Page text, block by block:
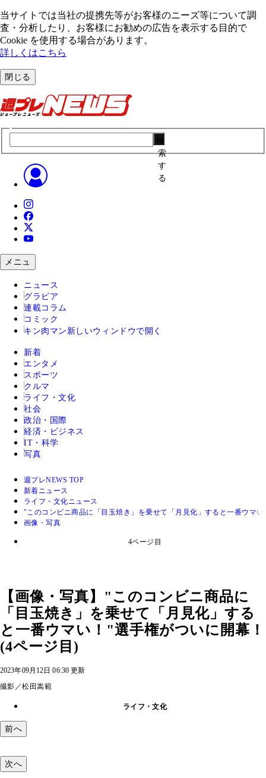
当サイトでは当社の提携先等がお客様のニーズ等について調
査・分析したり、お客様にお勧めの広告を表⽰する⽬的で
Cookie を使⽤する場合があります。
詳しくはこちら
閉じる
索
す
る
メニュ
ニュース
グラビア
連載コラム
コミック
キン肉マン 新しいウィンドウで開く
新着
エンタメ
スポーツ
クルマ
ライフ・文化
社会
政治・国際
経済・ビジネス
IT・科学
写真
週プレNEWS TOP
新着ニュース
ライフ・文化ニュース
"このコンビニ商品に「目玉焼き」を乗せて「月見化」すると一番ウマ
画像・写真
4ページ目
【画像・写真】"このコンビニ商品に
「目玉焼き」を乗せて「月見化」する
と一番ウマい！"選手権がついに開幕！
(4ページ目)
2023年09月12日 06:30 更新
撮影／松田嵩範
ライフ・文化
前へ
次へ